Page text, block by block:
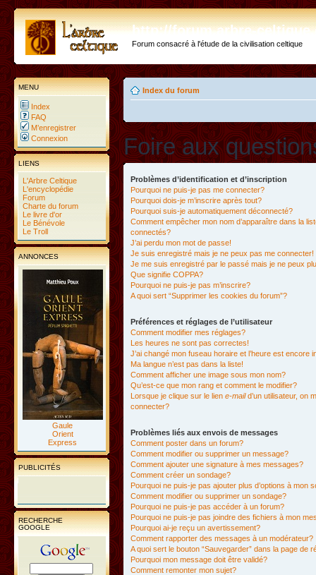
http://forum.arbre-
Forum consacré à l'étude de la civilisation celtique
MENU
Index
FAQ
M’enregistrer
Connexion
LIENS
L'Arbre Celtique
L'encyclopédie
Forum
Charte du forum
Le livre d'or
Le Bénévole
Le Troll
ANNONCES
Gaule
Orient
Express
PUBLICITÉS
RECHERCHE
GOOGLE
Index du forum
Foire aux
Problèmes d’identification et d’inscription
Pourquoi ne puis-je pas me connecter?
Pourquoi dois-je m’inscrire après tout?
Pourquoi suis-je automatiquement déconnecté?
Comment empêcher mon nom d’apparaître dans la
connectés?
J’ai perdu mon mot de passe!
Je suis enregistré mais je ne peux pas me connecter!
Je me suis enregistré par le passé mais je ne peux
Que signifie COPPA?
Pourquoi ne puis-je pas m’inscrire?
A quoi sert “Supprimer les cookies du forum”?
Préférences et réglages de l’utilisateur
Comment modifier mes réglages?
Les heures ne sont pas correctes!
J’ai changé mon fuseau horaire et l’heure est encore
Ma langue n’est pas dans la liste!
Comment afficher une image sous mon nom?
Qu’est-ce que mon rang et comment le modifier?
Lorsque je clique sur le lien e-maild’un utilisateur, on
connecter?
Problèmes liés aux envois de messages
Comment poster dans un forum?
Comment modifier ou supprimer un message?
Comment ajouter une signature à mes messages?
Comment créer un sondage?
Pourquoi ne puis-je pas ajouter plus d’options à mon
Comment modifier ou supprimer un sondage?
Pourquoi ne puis-je pas accéder à un forum?
Pourquoi ne puis-je pas joindre des fichiers à mon
Pourquoi ai-je reçu un avertissement?
Comment rapporter des messages à un modérateur?
A quoi sert le bouton “Sauvegarder” dans la page de
Pourquoi mon message doit être validé?
Comment remonter mon sujet?